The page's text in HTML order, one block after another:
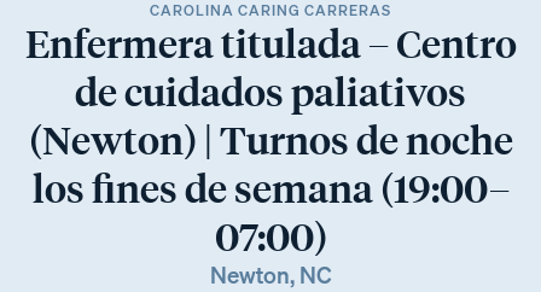
CAROLINA CARING CARRERAS
Enfermera titulada – Centro
de cuidados paliativos
(Newton) | Turnos de noche
los fines de semana (19:00–
07:00)
Newton, NC